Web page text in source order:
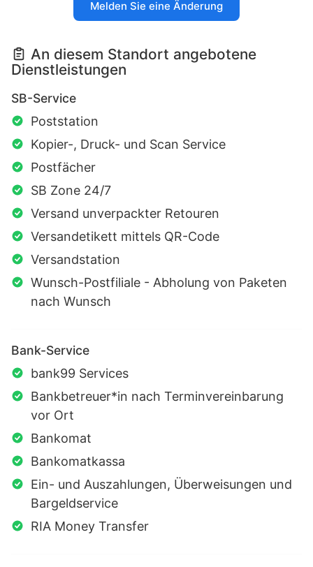
Melden Sie eine Änderung
An diesem Standort angebotene
Dienstleistungen
SB-Service
Poststation
Kopier-, Druck- und Scan Service
Postfächer
SB Zone 24/7
Versand unverpackter Retouren
Versandetikett mittels QR-Code
Versandstation
Wunsch-Postfiliale - Abholung von Paketen
nach Wunsch
Bank-Service
bank99 Services
Bankbetreuer*in nach Terminvereinbarung
vor Ort
Bankomat
Bankomatkassa
Ein- und Auszahlungen, Überweisungen und
Bargeldservice
RIA Money Transfer